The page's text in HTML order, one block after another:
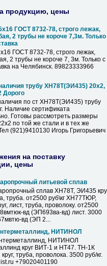
продукцию, цены
ГОСТ 8732-78, строго лежак,
2 трубы не короче 7,3м. Только
ГОСТ 8732-78, строго лежак,
2 трубы не короче 7, 3м. Только с
на Челябинск. 89823333966
трубу ХН78Т(ЭИ435) 20х2,
Дорого
по ст ХН78Т(ЭИ435) трубу
Наличие сертификата
Готовы рассмотреть размеры
по той же стали и в тех же
(921)9410130 Игорь Григорьевич
на поставку
цены
литьевой сплав
сплав ХН78Т, ЭИ435
труба. от2500 руб\кг ХН77ТЮР,
лист, труба, проволоку. от2500
вд (ЭП693ва-вд) лист. 3000
вд (ЭП 2...
НИТИНОЛ
НИТИНОЛ
круг ВИТ-1 и НТ47. ТН-1К
труба, проволока. 3500 руб/кг.
+79020401190